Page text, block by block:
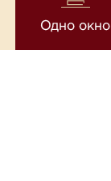
Одно окно